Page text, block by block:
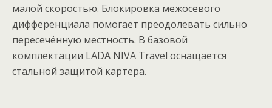
малой скоростью. Блокировка межосевого
дифференциала помогает преодолевать сильно
пересечённую местность. В базовой
комплектации LADA NIVA Travel оснащается
стальной защитой картера.